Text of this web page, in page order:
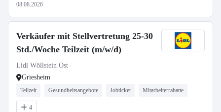
08.08.2026
Verkäufer mit Stellvertretung 25-30
Std./Woche Teilzeit (m/w/d)
Lidl Wöllstein Ost
Griesheim
Teilzeit Gesundheitsangebote Jobticket Mitarbeiterrabatte
4